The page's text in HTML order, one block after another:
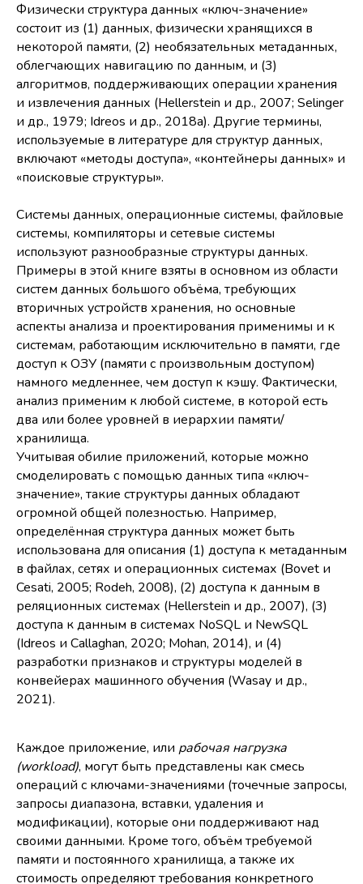
Физически структура данных «ключ-значение»
состоит из (1) данных, физически хранящихся в
некоторой памяти, (2) необязательных метаданных,
облегчающих навигацию по данным, и (3)
алгоритмов, поддерживающих операции хранения
и извлечения данных (Hellerstein и др., 2007; Selinger
и др., 1979; Idreos и др., 2018a). Другие термины,
используемые в литературе для структур данных,
включают «методы доступа», «контейнеры данных» и
«поисковые структуры».
Системы данных, операционные системы, файловые
системы, компиляторы и сетевые системы
используют разнообразные структуры данных.
Примеры в этой книге взяты в основном из области
систем данных большого объёма, требующих
вторичных устройств хранения, но основные
аспекты анализа и проектирования применимы и к
системам, работающим исключительно в памяти, где
доступ к ОЗУ (памяти с произвольным доступом)
намного медленнее, чем доступ к кэшу. Фактически,
анализ применим к любой системе, в которой есть
два или более уровней в иерархии памяти/
хранилища.
Учитывая обилие приложений, которые можно
смоделировать с помощью данных типа «ключ-
значение», такие структуры данных обладают
огромной общей полезностью. Например,
определённая структура данных может быть
использована для описания (1) доступа к метаданным
в файлах, сетях и операционных системах (Bovet и
Cesati, 2005; Rodeh, 2008), (2) доступа к данным в
реляционных системах (Hellerstein и др., 2007), (3)
доступа к данным в системах NoSQL и NewSQL
(Idreos и Callaghan, 2020; Mohan, 2014), и (4)
разработки признаков и структуры моделей в
конвейерах машинного обучения (Wasay и др.,
2021).
Каждое приложение, или рабочая нагрузка
(workload), могут быть представлены как смесь
операций с ключами-значениями (точечные запросы,
запросы диапазона, вставки, удаления и
модификации), которые они поддерживают над
своими данными. Кроме того, объём требуемой
памяти и постоянного хранилища, а также их
стоимость определяют требования конкретного